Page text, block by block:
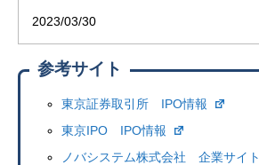
2023/03/30
参考サイト
東京証券取引所 IPO情報
東京IPO IPO情報
ノバシステム株式会社 企業サイト